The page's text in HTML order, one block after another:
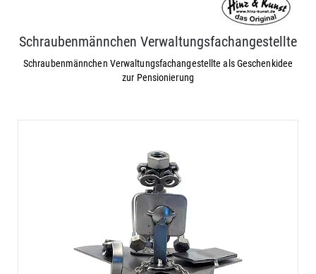
Schraubenmännchen Verwaltungsfachangestellte
Schraubenmännchen Verwaltungsfachangestellte als Geschenkidee
zur Pensionierung